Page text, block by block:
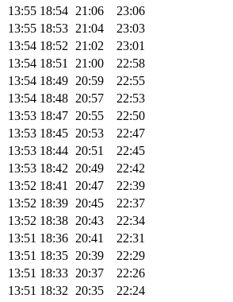
13:55 18:54 21:06
23:06
13:55 18:53 21:04
23:03
13:54 18:52 21:02
23:01
13:54 18:51 21:00
22:58
13:54 18:49 20:59
22:55
13:54 18:48 20:57
22:53
13:53 18:47 20:55
22:50
13:53 18:45 20:53
22:47
13:53 18:44 20:51
22:45
13:53 18:42 20:49
22:42
13:52 18:41 20:47
22:39
13:52 18:39 20:45
22:37
13:52 18:38 20:43
22:34
13:51 18:36 20:41
22:31
13:51 18:35 20:39
22:29
13:51 18:33 20:37
22:26
13:51 18:32 20:35 22:24